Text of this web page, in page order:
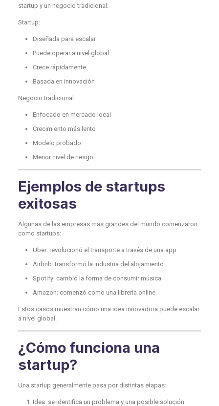
startup y un negocio tradicional.
Startup:
Diseñada para escalar
Puede operar a nivel global
Crece rápidamente
Basada en innovación
Negocio tradicional:
Enfocado en mercado local
Crecimiento más lento
Modelo probado
Menor nivel de riesgo
Ejemplos de startups
exitosas
Algunas de las empresas más grandes del mundo comenzaron
como startups:
Uber: revolucionó el transporte a través de una app
Airbnb: transformó la industria del alojamiento
Spotify: cambió la forma de consumir música
Amazon: comenzó como una librería online
Estos casos muestran cómo una idea innovadora puede escalar
a nivel global.
¿Cómo funciona una
startup?
Una startup generalmente pasa por distintas etapas:
Idea: se identifica un problema y una posible solución